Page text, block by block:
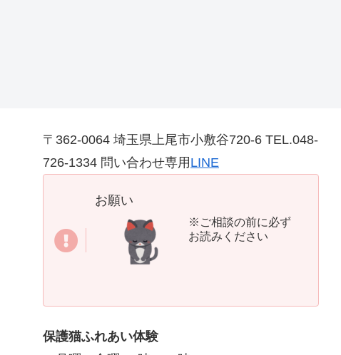
〒362-0064 埼玉県上尾市小敷谷720-6 TEL.048-
726-1334 問い合わせ専用 LINE
お願い
※ご相談の前に必ず
お読みください
保護猫ふれあい体験